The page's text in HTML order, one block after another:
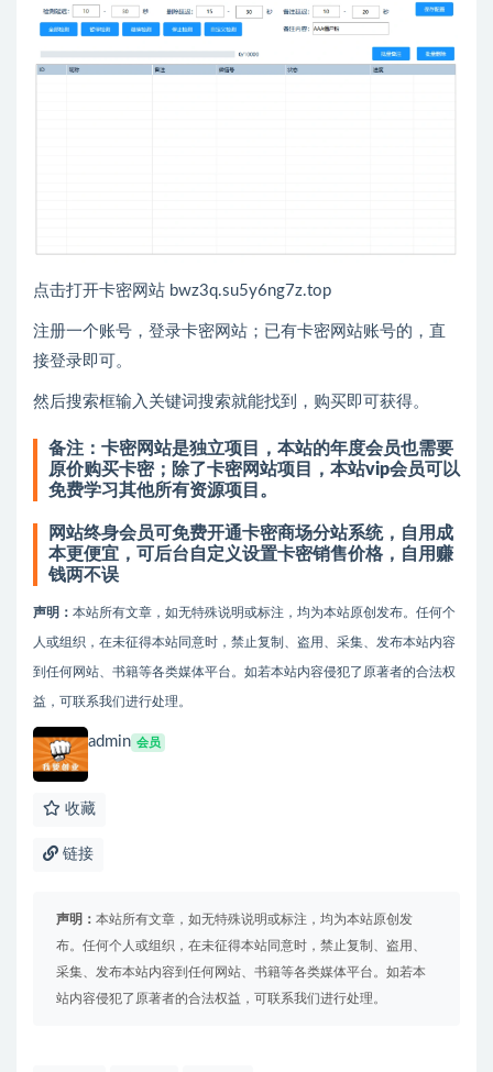
点击打开卡密网站 bwz3q.su5y6ng7z.top
注册一个账号，登录卡密网站；已有卡密网站账号的，直
接登录即可。
然后搜索框输入关键词搜索就能找到，购买即可获得。
备注：卡密网站是独立项目，本站的年度会员也需要
原价购买卡密；除了卡密网站项目，本站vip会员可以
免费学习其他所有资源项目。
网站终身会员可免费开通卡密商场分站系统，自用成
本更便宜，可后台自定义设置卡密销售价格，自用赚
钱两不误
声明： 本站所有文章，如无特殊说明或标注，均为本站原创发布。任何个
人或组织，在未征得本站同意时，禁止复制、盗用、采集、发布本站内容
到任何网站、书籍等各类媒体平台。如若本站内容侵犯了原著者的合法权
益，可联系我们进行处理。
admin 会员
收藏
链接
声明： 本站所有文章，如无特殊说明或标注，均为本站原创发
布。任何个人或组织，在未征得本站同意时，禁止复制、盗用、
采集、发布本站内容到任何网站、书籍等各类媒体平台。如若本
站内容侵犯了原著者的合法权益，可联系我们进行处理。